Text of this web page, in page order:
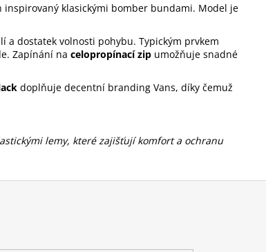
klasickými bomber bundami. Model je
a dostatek volnosti pohybu. Typickým prvkem
Zapínání na celopropínací zip umožňuje snadné
doplňuje decentní branding Vans, díky čemuž
lemy, které zajišťují komfort a ochranu